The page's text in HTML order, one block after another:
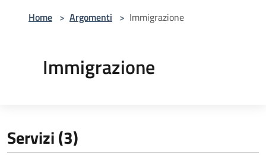
Home > Argomenti > Immigrazione
Immigrazione
Servizi (3)